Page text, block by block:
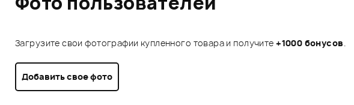
Загрузите свои фотографии купленного товара и получите+1000 бонусов.
Добавить свое фото